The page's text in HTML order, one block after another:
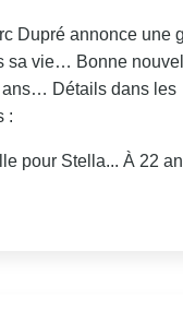
Dupré annonce une
sa vie… Bonne
Détails dans les
:
pour Stella... À 22